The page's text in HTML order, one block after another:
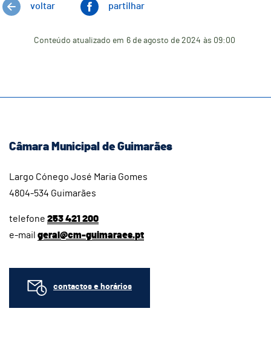
voltar partilhar
Conteúdo atualizado em 6 de agosto de 2024 às 09:00
Câmara Municipal de Guimarães
Largo Cónego José Maria Gomes
4804-534 Guimarães
telefone 253 421 200
e-mail geral@cm-guimaraes.pt
contactos e horários